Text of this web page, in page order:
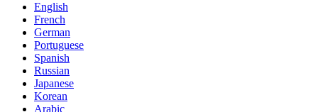
English
French
German
Portuguese
Spanish
Russian
Japanese
Korean
Arabic